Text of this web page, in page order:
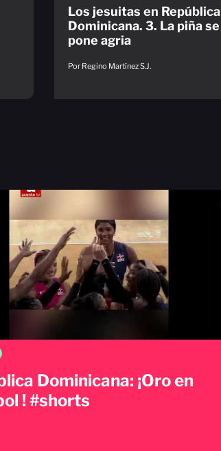
Los jesuitas en República
Dominicana. 3. La piña se
pone agria
Por Regino Martínez S.J.
Dominicana: ¡Oro en
! #shorts